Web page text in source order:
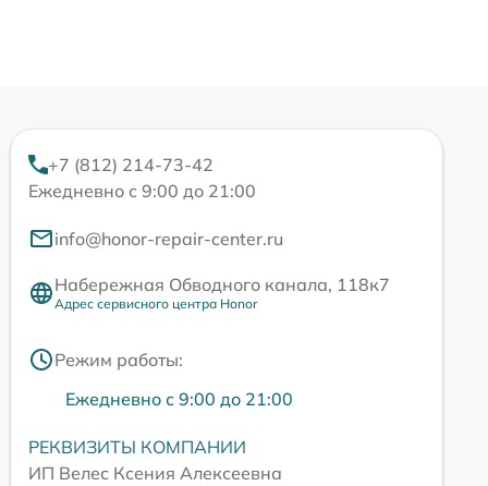
+7 (812) 214-73-42
Ежедневно с 9:00 до 21:00
info@honor-repair-center.ru
Набережная Обводного канала, 118к7
Адрес сервисного центра Honor
Режим работы:
Ежедневно с 9:00 до 21:00
РЕКВИЗИТЫ КОМПАНИИ
ИП Велес Ксения Алексеевна